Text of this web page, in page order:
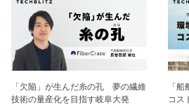
「欠陥」が生んだ糸の孔 夢の繊維
技術の量産化を目指す岐阜大発
「
コス